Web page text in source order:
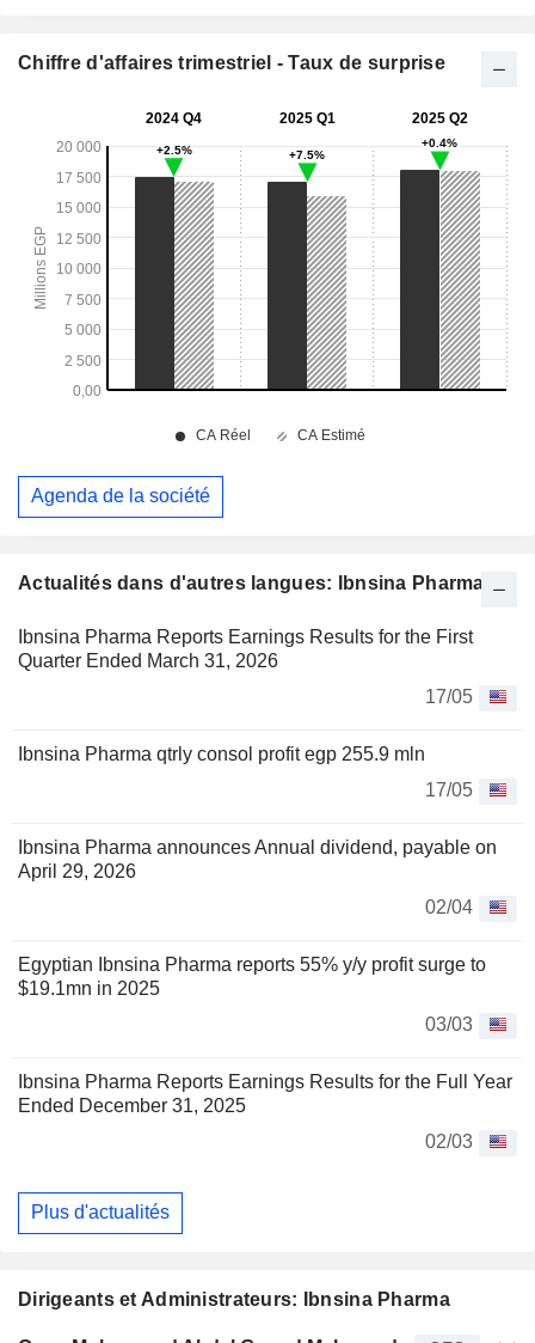
Actualités dans d'autres langues: Ibnsina Pharma
Ibnsina Pharma Reports Earnings Results for the First
Quarter Ended March 31, 2026
17/05
Ibnsina Pharma qtrly consol profit egp 255.9 mln
17/05
Ibnsina Pharma announces Annual dividend, payable on
April 29, 2026
02/04
Egyptian Ibnsina Pharma reports 55% y/y profit surge to
$19.1mn in 2025
03/03
Ibnsina Pharma Reports Earnings Results for the Full Year
Ended December 31, 2025
02/03
Plus d'actualités
Dirigeants et Administrateurs: Ibnsina Pharma
Chiffre d'affaires trimestriel - Taux de surprise
Agenda de la société